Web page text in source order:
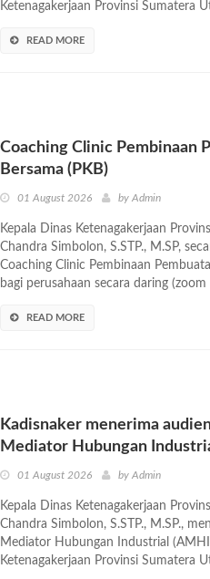
Ketenagakerjaan Provinsi Sumatera
READ MORE
Coaching Clinic Pembinaan
Bersama (PKB)
01 August 2026 by Admin
Kepala Dinas Ketenagakerjaan
Chandra Simbolon, S.STP., M.SP,
Coaching Clinic Pembinaan
bagi perusahaan secara daring (zoom
READ MORE
Kadisnaker menerima
Mediator Hubungan
01 August 2026 by Admin
Kepala Dinas Ketenagakerjaan
Chandra Simbolon, S.STP., M.SP.,
Mediator Hubungan Industrial
Ketenagakerjaan Provinsi Sumatera